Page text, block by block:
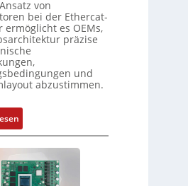
a
c
h
u
n
g
s
u
n
g
u
n
Z
u
s
t
a
p
s
o
r
g
t
f
ü
r
m
e
h
von
bei der Ethercat-
ermöglicht es OEMs,
präzise
und
abzustimmen.
:
F
l
e
x